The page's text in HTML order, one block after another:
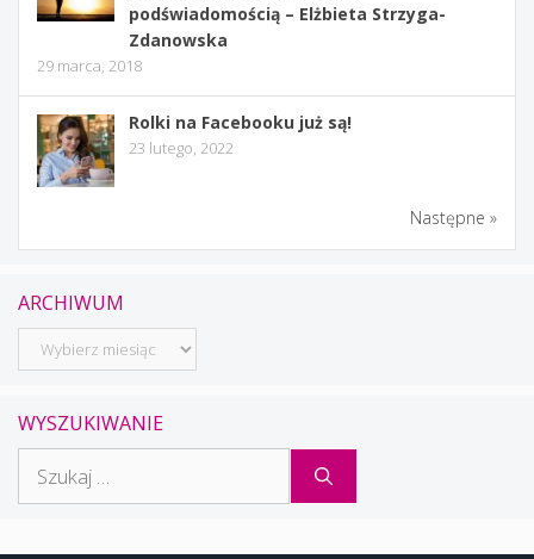
podświadomością – Elżbieta Strzyga-
Zdanowska
29 marca, 2018
Rolki na Facebooku już są!
23 lutego, 2022
Następne »
ARCHIWUM
Archiwum
WYSZUKIWANIE